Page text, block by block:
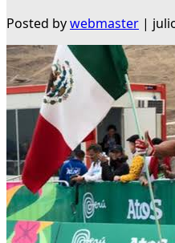
Posted bywebmaster |